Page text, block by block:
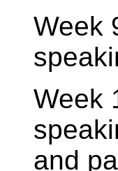
Week
Week
and